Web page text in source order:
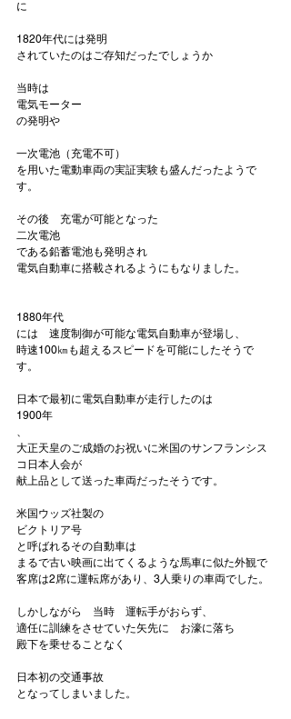
1820年代には発明
されていたのはご存知だったでしょうか
当時は
電気モーター
一次電池（充電不可）
を用いた電動車両の実証実験も盛んだったようで
す。
その後　充電が可能となった
二次電池
である鉛蓄電池も発明され
電気自動車に搭載されるようにもなりました。
1880年代
には　速度制御が可能な電気自動車が登場し、
時速100㎞も超えるスピードを可能にしたそうで
す。
日本で最初に電気自動車が走行したのは
1900年
、
大正天皇のご成婚のお祝いに米国のサンフランシス
コ日本人会が
献上品として送った車両だったそうです。
米国ウッズ社製の
ビクトリア号
と呼ばれるその自動車は
まるで古い映画に出てくるような馬車に似た外観で
客席は2席に運転席があり、3人乗りの車両でした。
しかしながら　当時　運転手がおらず、
適任に訓練をさせていた矢先に　お濠に落ち
日本初の交通事故
となってしまいました。